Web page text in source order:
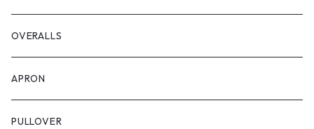
OVERALLS
APRON
PULLOVER